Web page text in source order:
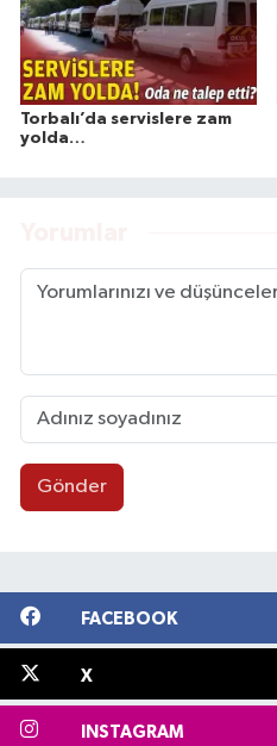
Torbalı’da servislere zam
yolda…
Gönder
FACEBOOK
X
INSTAGRAM